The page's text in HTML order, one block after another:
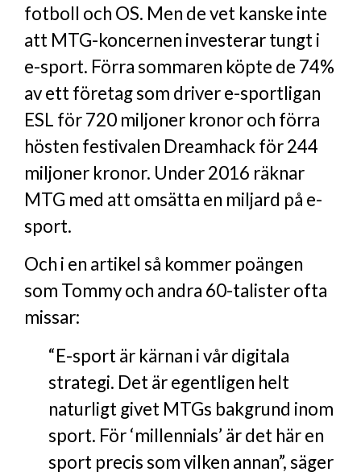
fotboll och OS. Men de vet kanske inte
att MTG-koncernen investerar tungt i
e-sport. Förra sommaren köpte de 74%
av ett företag som driver e-sportligan
ESL för 720 miljoner kronor och förra
hösten festivalen Dreamhack för 244
miljoner kronor. Under 2016 räknar
MTG med att omsätta en miljard på e-
sport.
Och i en artikel så kommer poängen
som Tommy och andra 60-talister ofta
missar:
“E-sport är kärnan i vår digitala
strategi. Det är egentligen helt
naturligt givet MTGs bakgrund inom
sport. För ‘millennials’ är det här en
sport precis som vilken annan”, säger